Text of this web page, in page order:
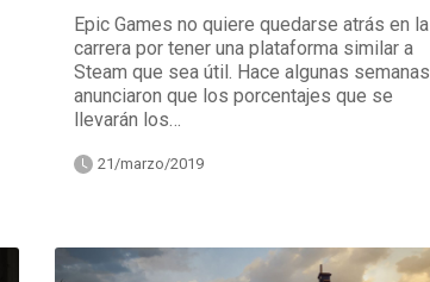
Epic Games no quiere quedarse atrás en la
carrera por tener una plataforma similar a
Steam que sea útil. Hace algunas semanas
anunciaron que los porcentajes que se
llevarán los…
21/marzo/2019